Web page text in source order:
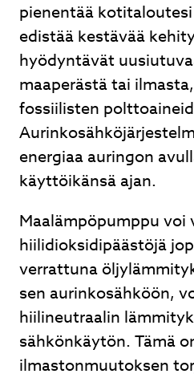
pienentää kotitaloutesi
edistää kestävää
hyödyntävät
maaperästä tai
fossiilisten
energiaa auringon
käyttöikänsä ajan.
Maalämpöpumppu voi
hiilidioksidipäästöjä
verrattuna
sen aurinkosähköön,
hiilineutraalin
sähkönkäytön. Tämä
ilmastonmuutoksen